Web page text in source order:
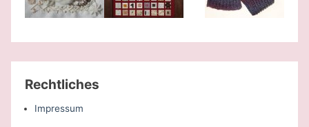
Rechtliches
Impressum